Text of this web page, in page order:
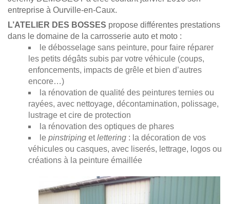
entreprise à Ourville-en-Caux.
L’ATELIER DES BOSSES propose différentes prestations
dans le domaine de la carrosserie auto et moto :
le débosselage sans peinture, pour faire réparer
les petits dégâts subis par votre véhicule (coups,
enfoncements, impacts de grêle et bien d’autres
encore…)
la rénovation de qualité des peintures ternies ou
rayées, avec nettoyage, décontamination, polissage,
lustrage et cire de protection
la rénovation des optiques de phares
le pinstriping etlettering : la décoration de vos
véhicules ou casques, avec liserés, lettrage, logos ou
créations à la peinture émaillée